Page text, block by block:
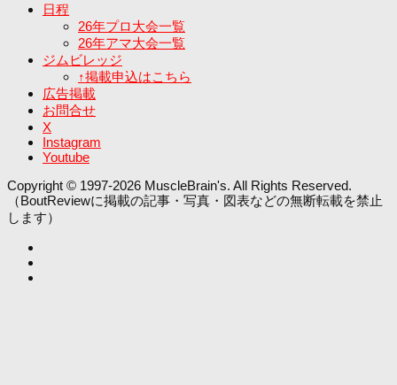
日程
26年プロ大会一覧
26年アマ大会一覧
ジムビレッジ
↑掲載申込はこちら
広告掲載
お問合せ
X
Instagram
Youtube
Copyright © 1997-2026 MuscleBrain's. All Rights Reserved.
（BoutReviewに掲載の記事・写真・図表などの無断転載を禁止
します）